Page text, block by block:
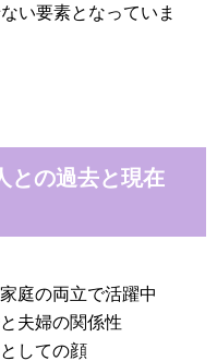
い要素となっていま
との過去と現在
庭の両立で活躍中
夫婦の関係性
しての顔